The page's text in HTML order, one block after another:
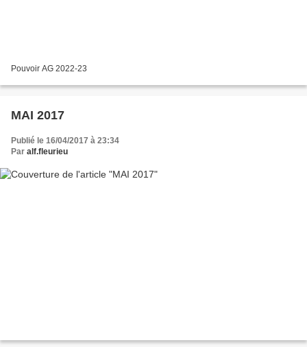
Pouvoir AG 2022-23
MAI 2017
Publié le 16/04/2017 à 23:34
Par alf.fleurieu